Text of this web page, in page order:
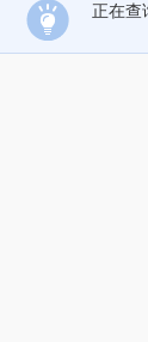
正在查